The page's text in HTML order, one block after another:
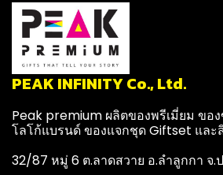
PEAK INFINITY Co., Ltd.
Peak premium ผลิตของพรีเมี่ยม ข
โลโก้แบรนด์ ของแจกชุด Giftset แล
32/87 หมู่ 6 ต.ลาดสวาย อ.ลำลูกกา จ.